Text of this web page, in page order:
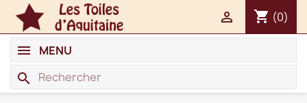
shopping_cart (0)

search
MENU